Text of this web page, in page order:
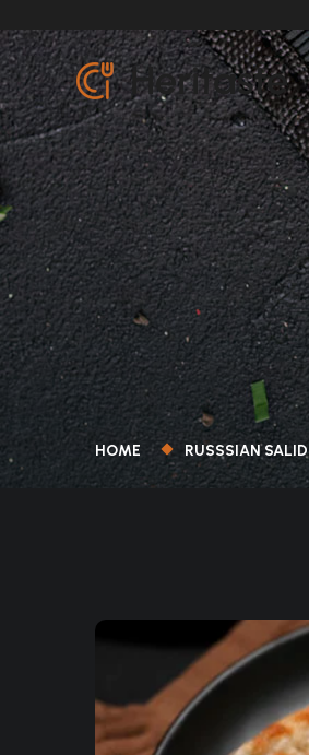
HOME RUSSSIAN SALID